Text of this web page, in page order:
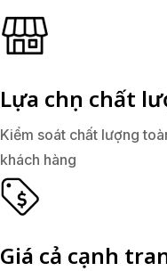
Lựa chọn chất
Kiểm soát chất lượng
khách hàng
Giá cả cạnh